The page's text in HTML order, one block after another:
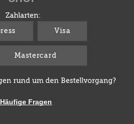
Zahlarten:
Visa
Mastercard
rund um den Bestellvorgang?
Fragen